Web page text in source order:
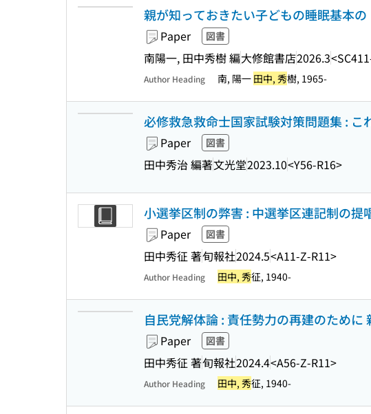
親が知っておきたい子どもの睡眠基本
Paper 図書
南陽一, 田中秀樹 編大修館書店2026.3
Author Heading 南, 陽一 田中, 秀樹, 1965-
必修救急救命士国家試験対策問題集 : こ
Paper 図書
田中秀治 編著文光堂2023.10<Y56-R16>
小選挙区制の弊害 : 中選挙区連記制の提
Paper 図書
田中秀征 著旬報社2024.5<A11-Z-R11>
Author Heading 田中, 秀征, 1940-
自民党解体論 : 責任勢力の再建のために
Paper 図書
田中秀征 著旬報社2024.4<A56-Z-R11>
Author Heading 田中, 秀征, 1940-